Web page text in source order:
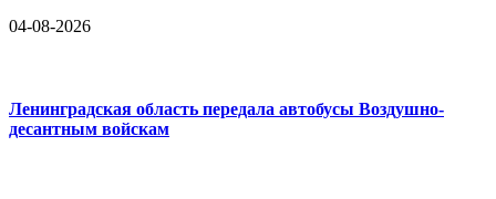
04-08-2026
Ленинградская область передала автобусы Воздушно-
десантным войскам